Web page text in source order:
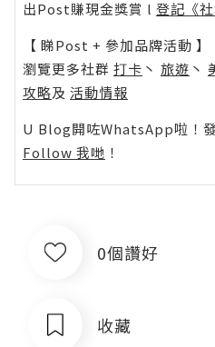
出Post賺現金獎賞 l 登記《
【 睇Post + 參加品牌活動 】
瀏覽更多社群 打卡 丶 旅遊 丶
攻略及 活動情報
U Blog開咗WhatsApp啦！
Follow 我哋 ！
0個讚好
收藏